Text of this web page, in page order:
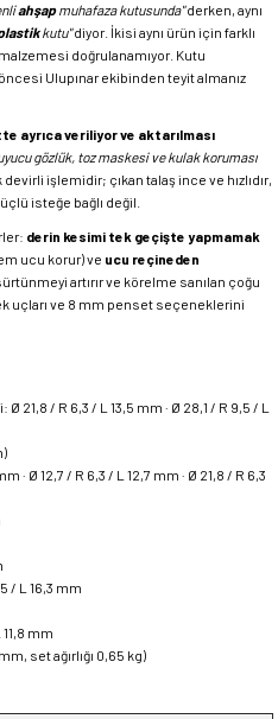
ahşapmuhafaza kutusunda"derken, aynı
kutu"diyor. İkisi aynı ürün için farklı
doğrulanamıyor. Kutu
Ulupınar ekibinden teyit almanız
ayrıca veriliyor ve aktarılması
gözlük, toz maskesi ve kulak koruması
işlemidir; çıkan talaş ince ve hızlıdır,
isteğe bağlı değil.
derin kesimi tek geçişte yapmamak
ucu korur) ve ucu reçineden
artırır ve körelme sanılan çoğu
uçları ve 8 mm penset seçeneklerini
21,8 / R 6,3 / L 13,5 mm · Ø 28,1 / R 9,5 / L
· Ø 12,7 / R 6,3 / L 12,7 mm · Ø 21,8 / R 6,3
/ L 16,3 mm
mm
set ağırlığı 0,65 kg)